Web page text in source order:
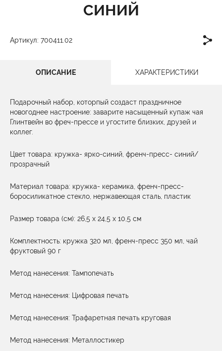
СИНИЙ
Артикул: 700411.02
ОПИСАНИЕ ХАРАКТЕРИСТИКИ
Подарочный набор, которпый создаст праздничное
новогоднее настроение: заварите насыщенный купаж чая
Глинтвейн во фреч-прессе и угостите близких, друзей и
коллег.
Цвет товара: кружка- ярко-синий, френч-пресс- синий/
прозрачный
Материал товара: кружка- керамика, френч-пресс-
боросиликатное стекло, нержавеющая сталь, пластик
Размер товара (см): 26,5 х 24,5 х 10,5 см
Комплектность: кружка 320 мл, френч-пресс 350 мл, чай
фруктовый 90 г
Метод нанесения: Тампопечать
Метод нанесения: Цифровая печать
Метод нанесения: Трафаретная печать круговая
Метод нанесения: Металлостикер